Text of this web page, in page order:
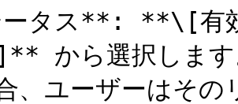
タス**: **\[有
から選択します
、ユーザーはそ